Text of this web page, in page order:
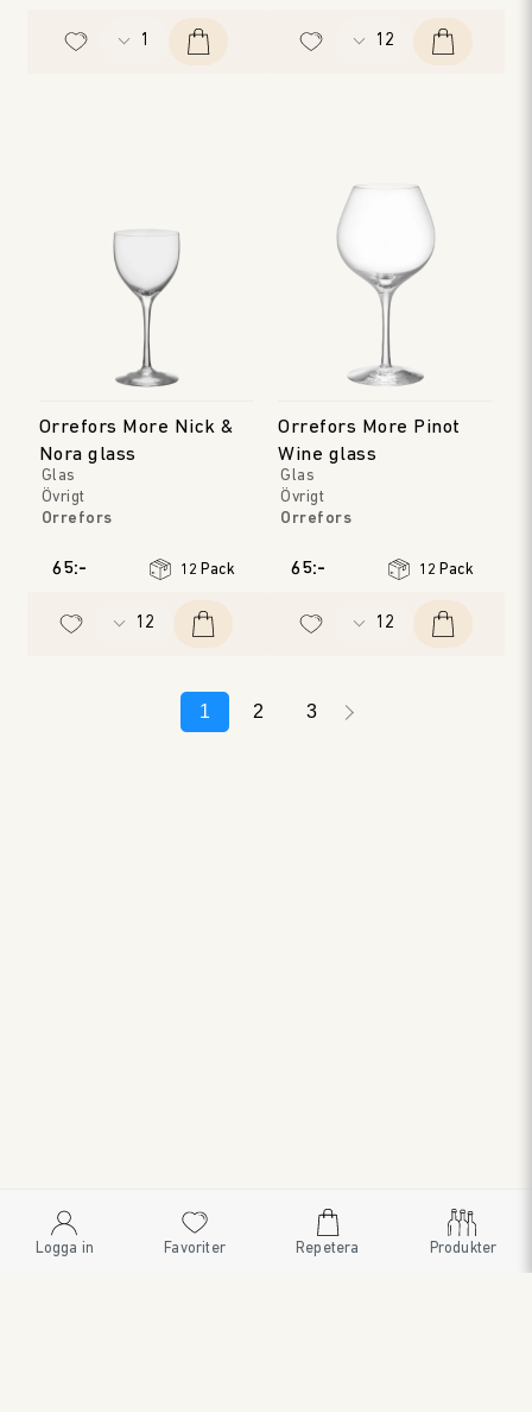
Orrefors More Nick &
Nora glass
Glas
Övrigt
Orrefors
65:- 12 Pack
Orrefors More Pinot
Wine glass
Glas
Övrigt
Orrefors
65:- 12 Pack
1 2 3
Logga in Favoriter Repetera Produkter